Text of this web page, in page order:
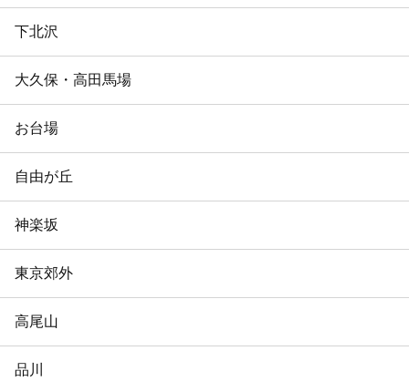
下北沢
大久保・高田馬場
お台場
自由が丘
神楽坂
東京郊外
高尾山
品川